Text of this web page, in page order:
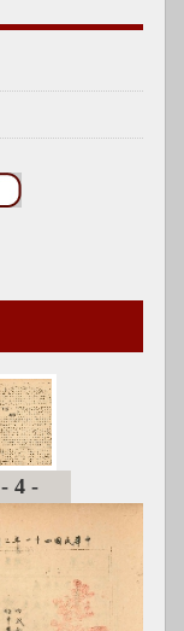
-4-